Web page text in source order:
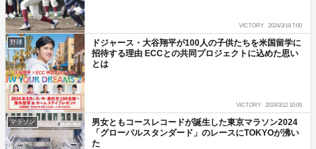
VICTORY 2024/3/19 7:00
野球
ドジャース・大谷翔平が100人の子供たちを米国留学に
招待する理由 ECCとの共同プロジェクトに込めた思い
とは
VICTORY 2024/3/12 10:00
マラソン
男女ともコースレコードが誕生した東京マラソン2024
「グローバルスタンダード」のレースにTOKYOが沸い
た